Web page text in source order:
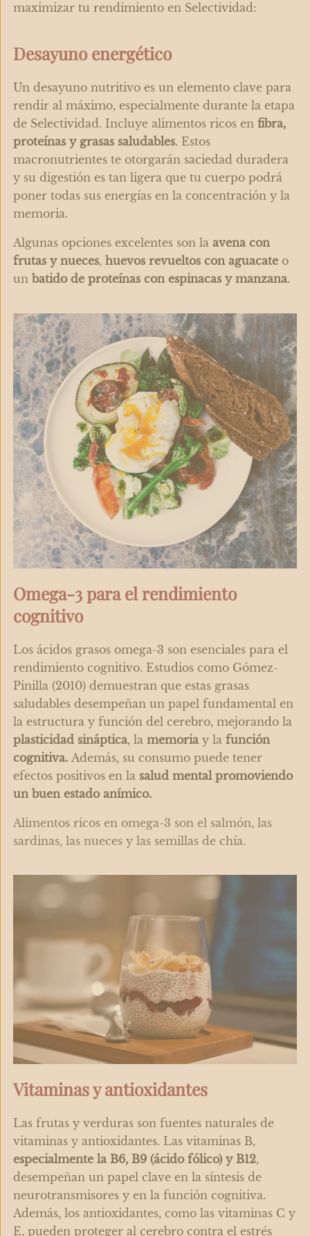
maximizar tu rendimiento en Selectividad:
Desayuno energético
Un desayuno nutritivo es un elemento clave para
rendir al máximo, especialmente durante la etapa
de Selectividad. Incluye alimentos ricos en fibra,
proteínas y grasas saludables. Estos
macronutrientes te otorgarán saciedad duradera
y su digestión es tan ligera que tu cuerpo podrá
poner todas sus energías en la concentración y la
memoria.
Algunas opciones excelentes son laavena con
frutas y nueces, huevos revueltos con aguacateo
un batido de proteínas con espinacas y manzana.
Omega-3 para el rendimiento
cognitivo
Los ácidos grasos omega-3 son esenciales para el
rendimiento cognitivo. Estudios como Gómez-
Pinilla (2010) demuestran que estas grasas
saludables desempeñan un papel fundamental en
la estructura y función del cerebro, mejorando la
plasticidad sináptica, la memoriay la función
cognitiva. Además, su consumo puede tener
efectos positivos en la salud mental promoviendo
un buen estado anímico.
Alimentos ricos en omega-3 son el salmón, las
sardinas, las nueces y las semillas de chía.
Vitaminas y antioxidantes
Las frutas y verduras son fuentes naturales de
vitaminas y antioxidantes. Las vitaminas B,
especialmente la B6, B9 (ácido fólico) y B12,
desempeñan un papel clave en la síntesis de
neurotransmisores y en la función cognitiva.
Además, los antioxidantes, como las vitaminas C y
E, pueden proteger al cerebro contra el estrés